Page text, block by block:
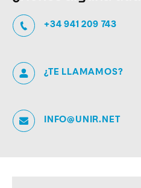
+34 941 209 743
¿TE LLAMAMOS?
INFO@UNIR.NET